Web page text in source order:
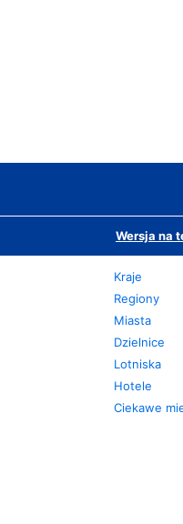
Wersja na
Kraje
Regiony
Miasta
Dzielnice
Lotniska
Hotele
Ciekawe